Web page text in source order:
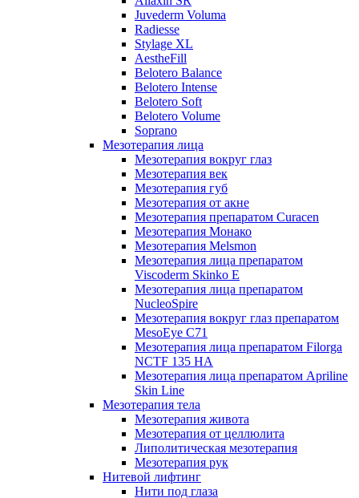
Juvederm Voluma
Radiesse
Stylage XL
AestheFill
Belotero Balance
Belotero Intense
Belotero Soft
Belotero Volume
Soprano
Мезотерапия лица
Мезотерапия вокруг глаз
Мезотерапия век
Мезотерапия губ
Мезотерапия от акне
Мезотерапия препаратом Curacen
Мезотерапия Монако
Мезотерапия Melsmon
Мезотерапия лица препаратом
Viscoderm Skinko E
Мезотерапия лица препаратом
NucleoSpire
Мезотерапия вокруг глаз препаратом
MesoEye С71
Мезотерапия лица препаратом Filorga
NCTF 135 HA
Мезотерапия лица препаратом Apriline
Skin Line
Мезотерапия тела
Мезотерапия живота
Мезотерапия от целлюлита
Липолитическая мезотерапия
Мезотерапия рук
Нитевой лифтинг
Нити под глаза